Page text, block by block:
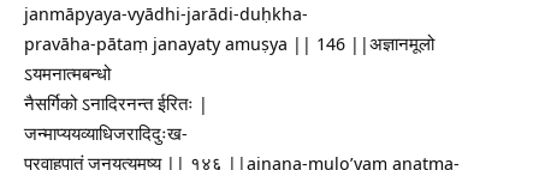
janmāpyaya-vyādhi-jarādi-duḥkha-
pravāha-pātaṃ janayaty amuṣya || 146 ||अज्ञानमूलो
ऽयमनात्मबन्धो
नैसर्गिको ऽनादिरनन्त ईरितः |
जन्माप्ययव्याधिजरादिदुःख-
प्रवाहपातं जनयत्यमुष्य || १४६ ||ajnana-mulo’yam anatma-